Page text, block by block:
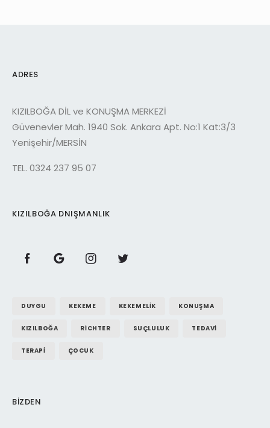
ADRES
KIZILBOĞA DİL ve KONUŞMA MERKEZİ
Güvenevler Mah. 1940 Sok. Ankara Apt. No:1 Kat:3/3
Yenişehir/MERSİN
TEL. 0324 237 95 07
KIZILBOĞA DNIŞMANLIK
DUYGU KEKEME KEKEMELIK KONUŞMA
KIZILBOĞA RICHTER SUÇLULUK TEDAVI
TERAPI ÇOCUK
BIZDEN